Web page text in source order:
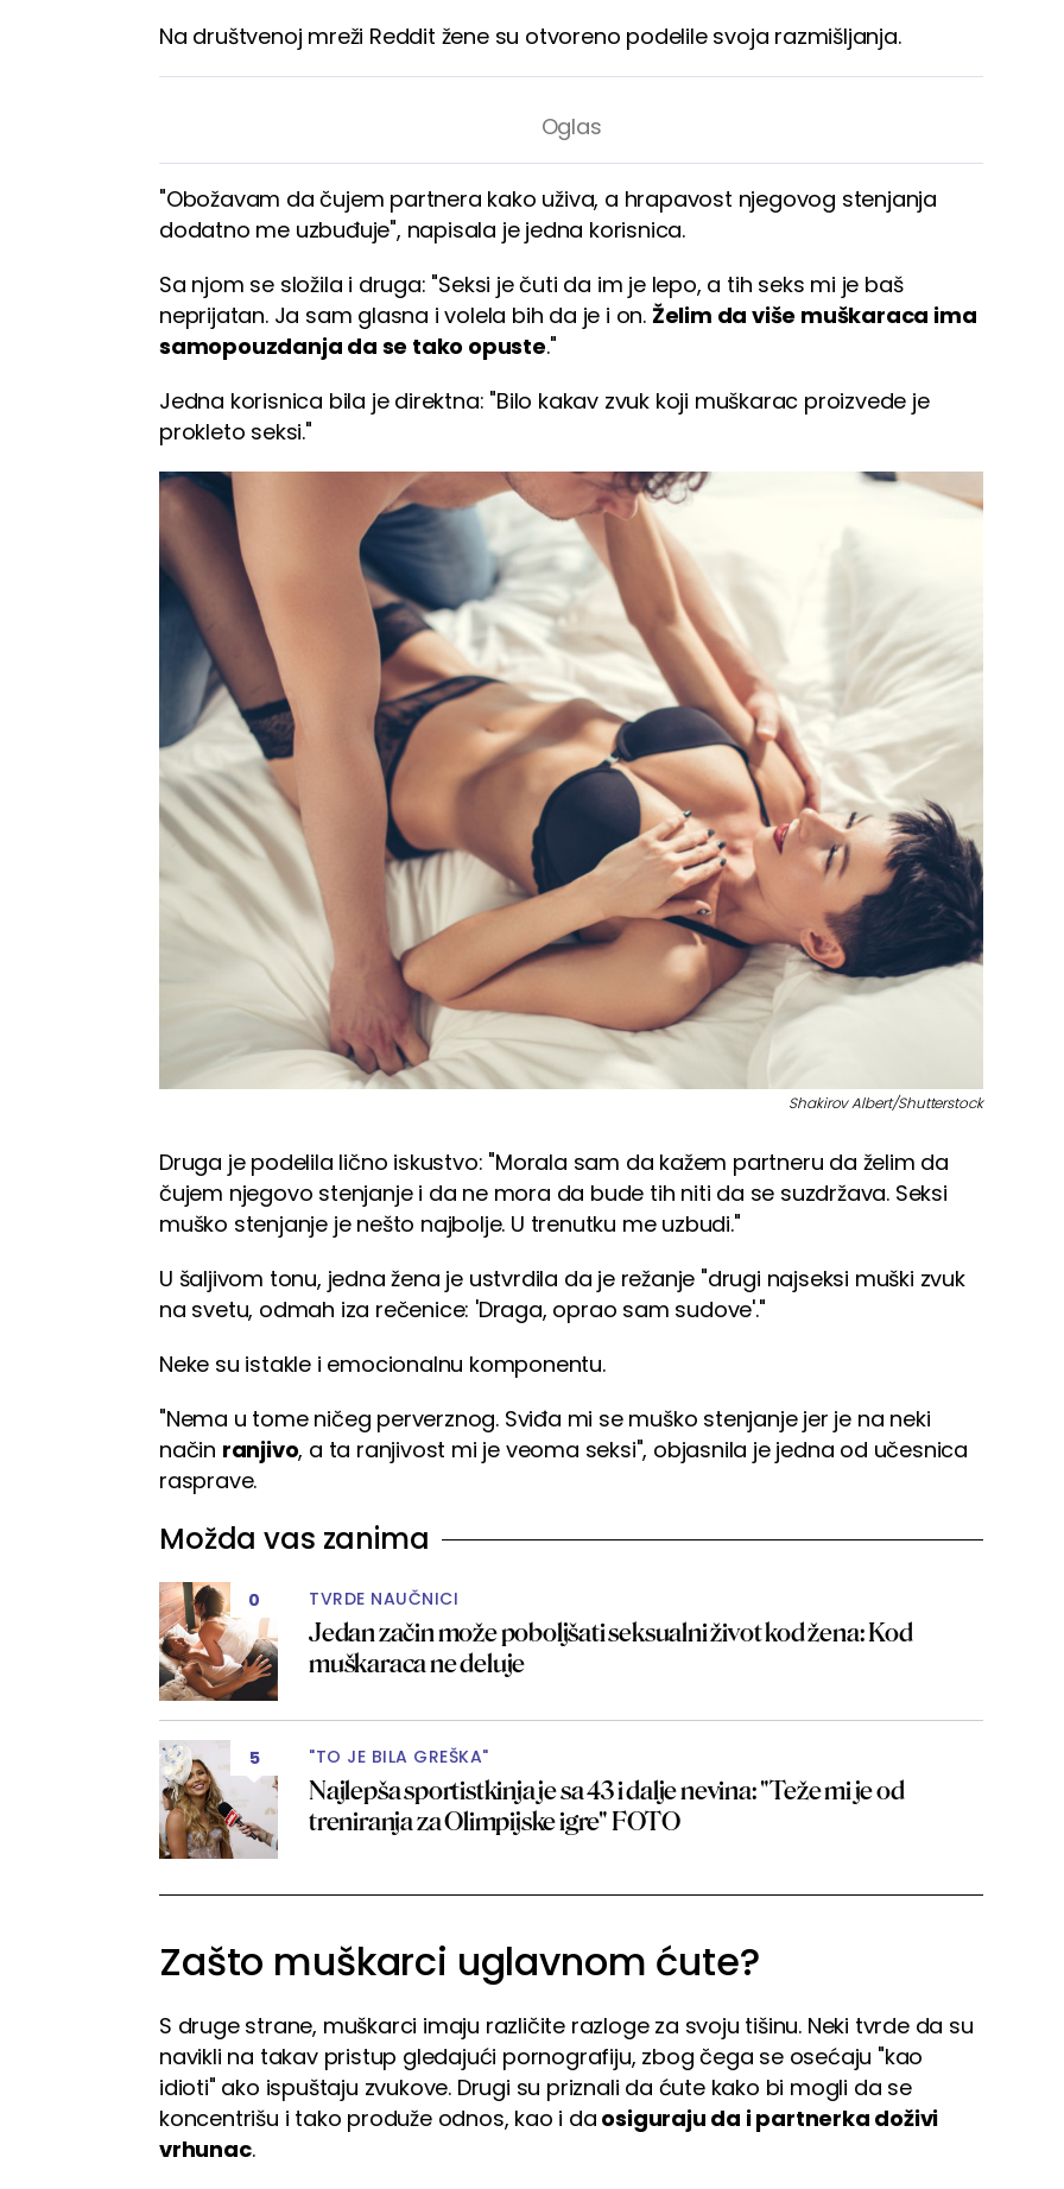
Na društvenoj mreži Reddit žene su otvoreno podelile svoja razmišljanja.
"Obožavam da čujem partnera kako uživa, a hrapavost njegovog stenjanja
dodatno me uzbuđuje", napisala je jedna korisnica.
Sa njom se složila i druga: "Seksi je čuti da im je lepo, a tih seks mi je baš
neprijatan. Ja sam glasna i volela bih da je i on. Želim da više muškaraca ima
samopouzdanja da se tako opuste."
Jedna korisnica bila je direktna: "Bilo kakav zvuk koji muškarac proizvede je
prokleto seksi."
Shakirov Albert/Shutterstock
Druga je podelila lično iskustvo: "Morala sam da kažem partneru da želim da
čujem njegovo stenjanje i da ne mora da bude tih niti da se suzdržava. Seksi
muško stenjanje je nešto najbolje. U trenutku me uzbudi."
U šaljivom tonu, jedna žena je ustvrdila da je režanje "drugi najseksi muški zvuk
na svetu, odmah iza rečenice: 'Draga, oprao sam sudove'."
Neke su istakle i emocionalnu komponentu.
"Nema u tome ničeg perverznog. Sviđa mi se muško stenjanje jer je na neki
način ranjivo, a ta ranjivost mi je veoma seksi", objasnila je jedna od učesnica
rasprave.
Možda vas zanima
0 TVRDE NAUČNICI
Jedan začin može poboljšati seksualni život kod žena: Kod
muškaraca ne deluje
5 "TO JE BILA GREŠKA"
Najlepša sportistkinja je sa 43 i dalje nevina: "Teže mi je od
treniranja za Olimpijske igre" FOTO
Zašto muškarci uglavnom ćute?
S druge strane, muškarci imaju različite razloge za svoju tišinu. Neki tvrde da su
navikli na takav pristup gledajući pornografiju, zbog čega se osećaju "kao
idioti" ako ispuštaju zvukove. Drugi su priznali da ćute kako bi mogli da se
koncentrišu i tako produže odnos, kao i da osiguraju da i partnerka doživi
vrhunac.